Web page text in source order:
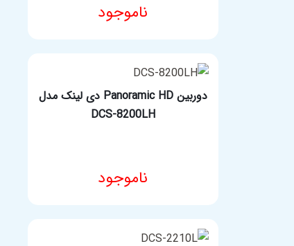
ناموجود
مشخصات فنی محصول
دوربین Panoramic HD دی لینک مدل
DCS-8200LH
ناموجود
مشخصات فنی محصول